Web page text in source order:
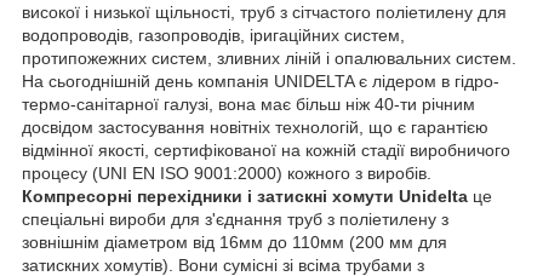
високої і низької щільності, труб з сітчастого поліетилену для
водопроводів, газопроводів, іригаційних систем,
протипожежних систем, зливних ліній і опалювальних систем.
На сьогоднішній день компанія UNIDELTA є лідером в гідро-
термо-санітарної галузі, вона має більш ніж 40-ти річним
досвідом застосування новітніх технологій, що є гарантією
відмінної якості, сертифікованої на кожній стадії виробничого
процесу (UNI EN ISO 9001:2000) кожного з виробів.
Компресорні перехідники і затискні хомути Unidelta це
спеціальні вироби для з'єднання труб з поліетилену з
зовнішнім діаметром від 16мм до 110мм (200 мм для
затискних хомутів). Вони сумісні зі всіма трубами з